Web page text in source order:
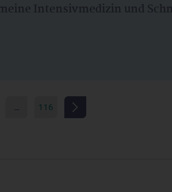
Intensivmedizin und
… 116